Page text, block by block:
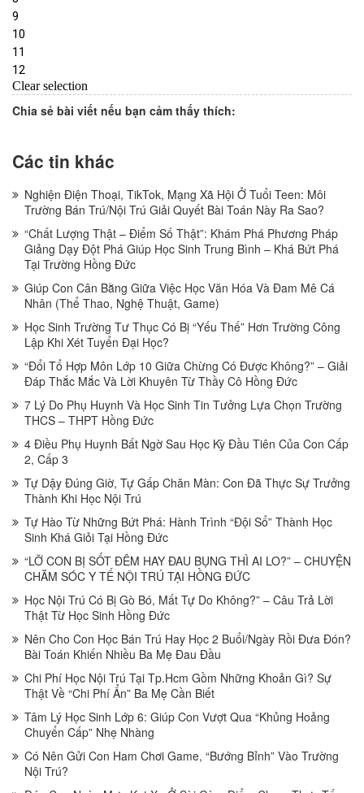
Chia sẻ bài viết nếu bạn cảm thấy thích:
Các tin khác
Nghiện Điện Thoại, TikTok, Mạng Xã Hội Ở Tuổi Teen: Môi
Trường Bán Trú/Nội Trú Giải Quyết Bài Toán Này Ra Sao?
“Chất Lượng Thật – Điểm Số Thật”: Khám Phá Phương Pháp
Giảng Dạy Đột Phá Giúp Học Sinh Trung Bình – Khá Bứt Phá
Tại Trường Hồng Đức
Giúp Con Cân Bằng Giữa Việc Học Văn Hóa Và Đam Mê Cá
Nhân (Thể Thao, Nghệ Thuật, Game)
Học Sinh Trường Tư Thục Có Bị “Yếu Thế” Hơn Trường Công
Lập Khi Xét Tuyển Đại Học?
“Đổi Tổ Hợp Môn Lớp 10 Giữa Chừng Có Được Không?” – Giải
Đáp Thắc Mắc Và Lời Khuyên Từ Thầy Cô Hồng Đức
7 Lý Do Phụ Huynh Và Học Sinh Tin Tưởng Lựa Chọn Trường
THCS – THPT Hồng Đức
4 Điều Phụ Huynh Bất Ngờ Sau Học Kỳ Đầu Tiên Của Con Cấp
2, Cấp 3
Tự Dậy Đúng Giờ, Tự Gấp Chăn Màn: Con Đã Thực Sự Trưởng
Thành Khi Học Nội Trú
Tự Hào Từ Những Bứt Phá: Hành Trình “Đội Sổ” Thành Học
Sinh Khá Giỏi Tại Hồng Đức
“LỠ CON BỊ SỐT ĐÊM HAY ĐAU BỤNG THÌ AI LO?” – CHUYỆN
CHĂM SÓC Y TẾ NỘI TRÚ TẠI HỒNG ĐỨC
Học Nội Trú Có Bị Gò Bó, Mất Tự Do Không?” – Câu Trả Lời
Thật Từ Học Sinh Hồng Đức
Nên Cho Con Học Bán Trú Hay Học 2 Buổi/Ngày Rồi Đưa Đón?
Bài Toán Khiến Nhiều Ba Mẹ Đau Đầu
Chi Phí Học Nội Trú Tại Tp.Hcm Gồm Những Khoản Gì? Sự
Thật Về “Chi Phí Ẩn” Ba Mẹ Cần Biết
Tâm Lý Học Sinh Lớp 6: Giúp Con Vượt Qua “Khủng Hoảng
Chuyển Cấp” Nhẹ Nhàng
Có Nên Gửi Con Ham Chơi Game, “Bướng Bỉnh” Vào Trường
Nội Trú?